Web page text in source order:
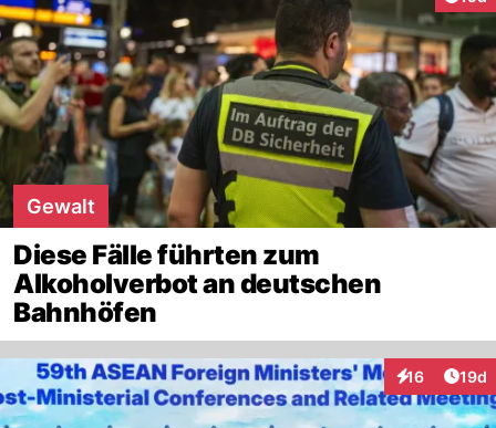
Gewalt
Diese Fälle führten zum
Alkoholverbot an deutschen
Bahnhöfen
16
Interaktionen
19d